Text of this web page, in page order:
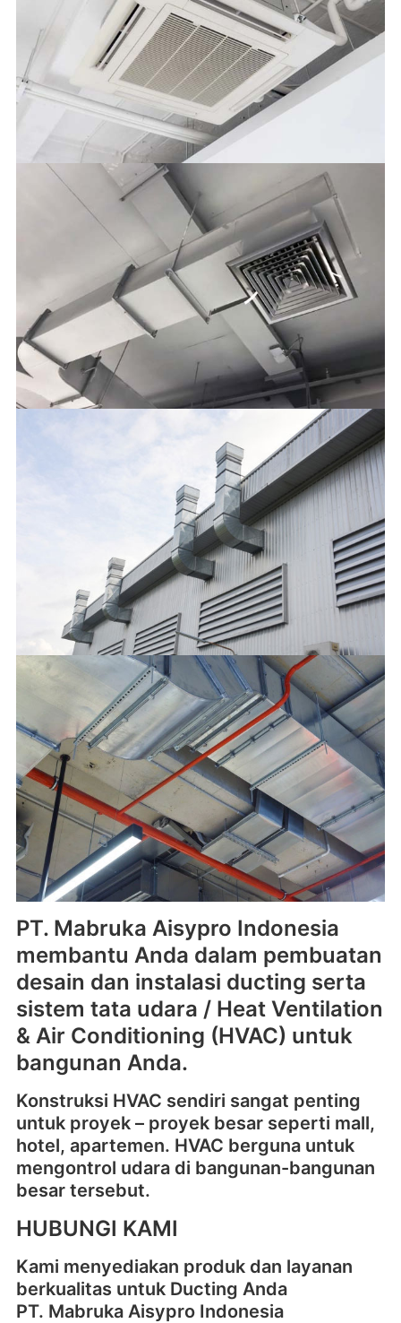
PT. Mabruka Aisypro Indonesia
membantu Anda dalam pembuatan
desain dan instalasi ducting serta
sistem tata udara / Heat Ventilation
& Air Conditioning (HVAC) untuk
bangunan Anda.
Konstruksi HVAC sendiri sangat penting
untuk proyek – proyek besar seperti mall,
hotel, apartemen. HVAC berguna untuk
mengontrol udara di bangunan-bangunan
besar tersebut.
HUBUNGI KAMI
Kami menyediakan produk dan layanan
berkualitas untuk Ducting Anda
PT. Mabruka Aisypro Indonesia